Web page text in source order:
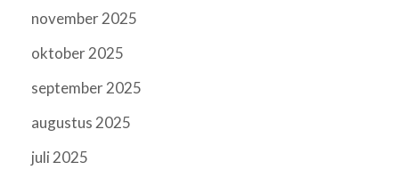
november 2025
oktober 2025
september 2025
augustus 2025
juli 2025